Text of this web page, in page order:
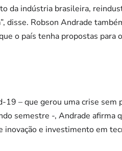
da indústria brasileira,
disse. Robson Andrade
o país tenha propostas para
19 – que gerou uma crise sem
semestre -, Andrade afirma
inovação e investimento em